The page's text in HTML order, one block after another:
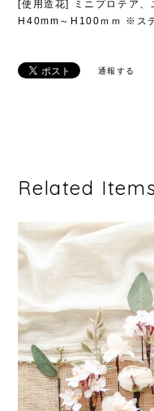
[使用造花] ミニプロテア
H40mm～H100ｍｍ ※ス
通報する
Related Items